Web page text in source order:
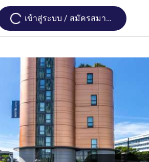
Loading...
เข้าสู่ระบบ / สมัครสมาชิก